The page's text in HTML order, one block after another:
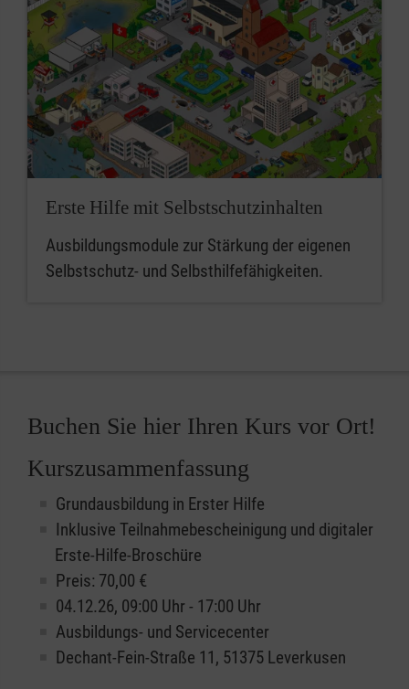
Erste Hilfe mit Selbstschutzinhalten
Ausbildungsmodule zur Stärkung der eigenen
Selbstschutz- und Selbsthilfefähigkeiten.
Buchen Sie hier Ihren Kurs vor Ort!
Kurszusammenfassung
Grundausbildung in Erster Hilfe
Inklusive Teilnahmebescheinigung und digitaler
Erste-Hilfe-Broschüre
Preis: 70,00 €
04.12.26, 09:00 Uhr - 17:00 Uhr
Ausbildungs- und Servicecenter
Dechant-Fein-Straße 11, 51375 Leverkusen